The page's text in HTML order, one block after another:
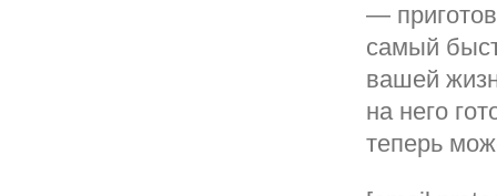
—
самый
вашей
на него
теперь